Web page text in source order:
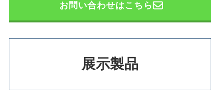
お問い合わせはこちら
展示製品